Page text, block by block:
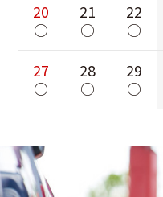
20
○
21
○
22
○
27
○
28
○
29
○